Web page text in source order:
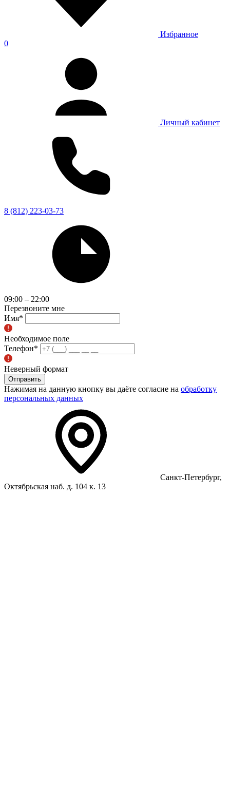
Избранное
0
Личный кабинет
8 (812) 223-03-73
09:00 – 22:00
Перезвоните мне
Имя*
Необходимое поле
Телефон*
Неверный формат
Отправить
Нажимая на данную кнопку вы даёте согласие на обработку
персональных данных
Санкт-Петербург,
Октябрьская наб. д. 104 к. 13